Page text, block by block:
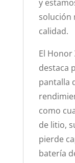
y
solución
calidad.
El
destaca
pantalla
como
de litio,
pierde
batería